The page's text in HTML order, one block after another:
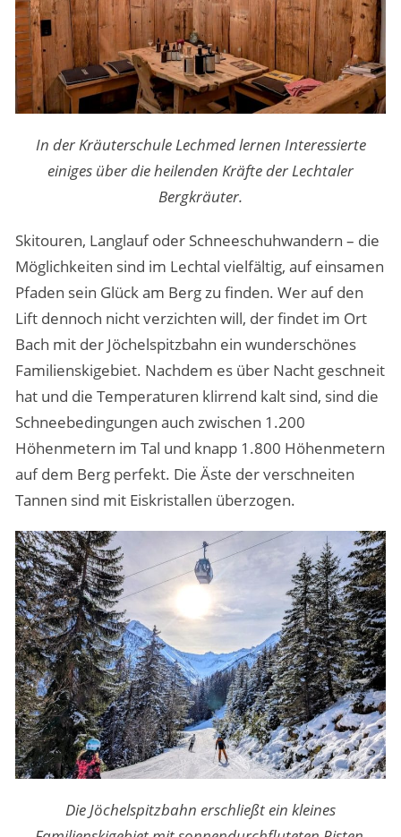
In der Kräuterschule Lechmed lernen Interessierte
einiges über die heilenden Kräfte der Lechtaler
Bergkräuter.
Skitouren, Langlauf oder Schneeschuhwandern – die
Möglichkeiten sind im Lechtal vielfältig, auf einsamen
Pfaden sein Glück am Berg zu finden. Wer auf den
Lift dennoch nicht verzichten will, der findet im Ort
Bach mit der Jöchelspitzbahn ein wunderschönes
Familienskigebiet. Nachdem es über Nacht geschneit
hat und die Temperaturen klirrend kalt sind, sind die
Schneebedingungen auch zwischen 1.200
Höhenmetern im Tal und knapp 1.800 Höhenmetern
auf dem Berg perfekt. Die Äste der verschneiten
Tannen sind mit Eiskristallen überzogen.
Die Jöchelspitzbahn erschließt ein kleines